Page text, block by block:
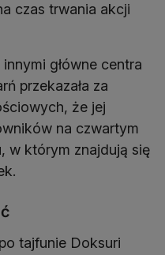
czas trwania akcji
główne centra
przekazała za
że jej
na czwartym
w którym znajdują się
tajfunie Doksuri